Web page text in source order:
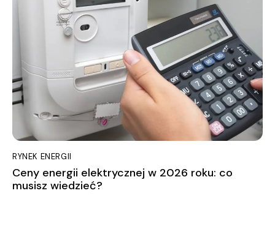
RYNEK ENERGII
Ceny energii elektrycznej w 2026 roku: co
musisz wiedzieć?